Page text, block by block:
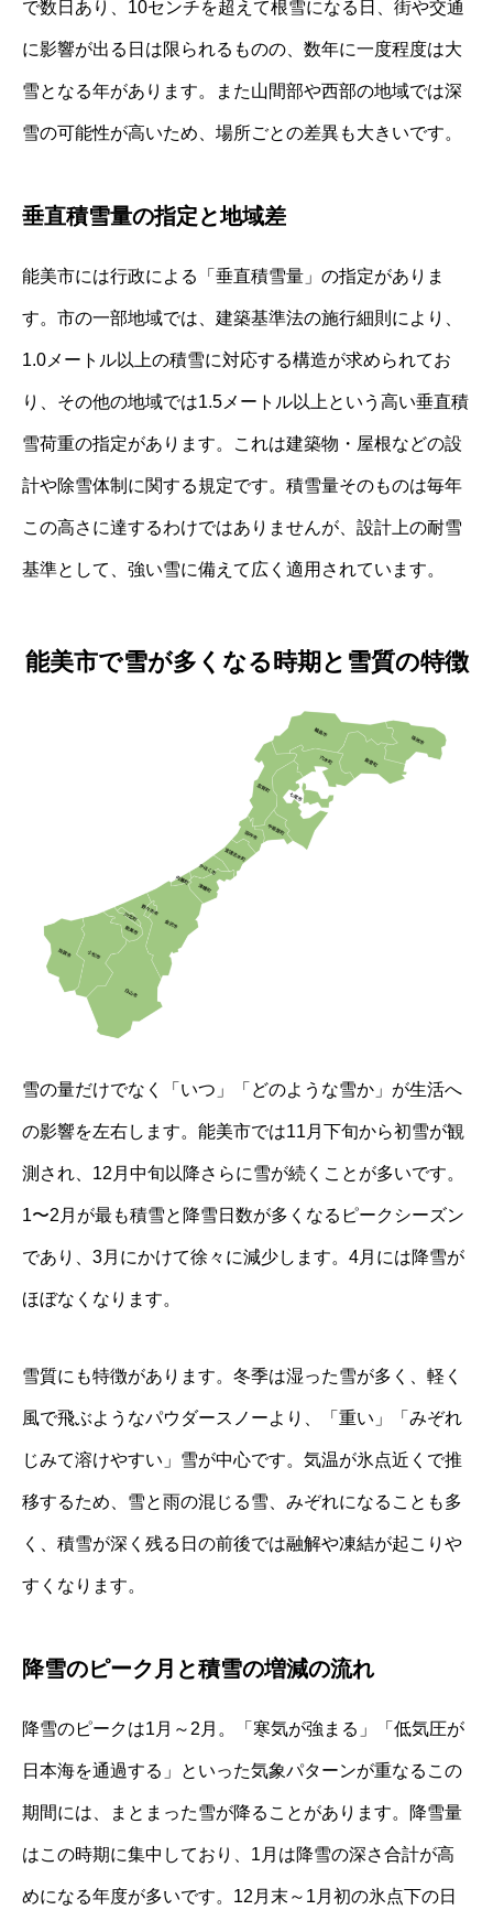
で数日あり、10センチを超えて根雪になる日、街や交通
に影響が出る日は限られるものの、数年に一度程度は大
雪となる年があります。また山間部や西部の地域では深
雪の可能性が高いため、場所ごとの差異も大きいです。
垂直積雪量の指定と地域差
能美市には行政による「垂直積雪量」の指定がありま
す。市の一部地域では、建築基準法の施行細則により、
1.0メートル以上の積雪に対応する構造が求められてお
り、その他の地域では1.5メートル以上という高い垂直積
雪荷重の指定があります。これは建築物・屋根などの設
計や除雪体制に関する規定です。積雪量そのものは毎年
この高さに達するわけではありませんが、設計上の耐雪
基準として、強い雪に備えて広く適用されています。
能美市で雪が多くなる時期と雪質の特徴
雪の量だけでなく「いつ」「どのような雪か」が生活へ
の影響を左右します。能美市では11月下旬から初雪が観
測され、12月中旬以降さらに雪が続くことが多いです。
1〜2月が最も積雪と降雪日数が多くなるピークシーズン
であり、3月にかけて徐々に減少します。4月には降雪が
ほぼなくなります。
雪質にも特徴があります。冬季は湿った雪が多く、軽く
風で飛ぶようなパウダースノーより、「重い」「みぞれ
じみて溶けやすい」雪が中心です。気温が氷点近くで推
移するため、雪と雨の混じる雪、みぞれになることも多
く、積雪が深く残る日の前後では融解や凍結が起こりや
すくなります。
降雪のピーク月と積雪の増減の流れ
降雪のピークは1月～2月。「寒気が強まる」「低気圧が
日本海を通過する」といった気象パターンが重なるこの
期間には、まとまった雪が降ることがあります。降雪量
はこの時期に集中しており、1月は降雪の深さ合計が高
めになる年度が多いです。12月末～1月初の氷点下の日